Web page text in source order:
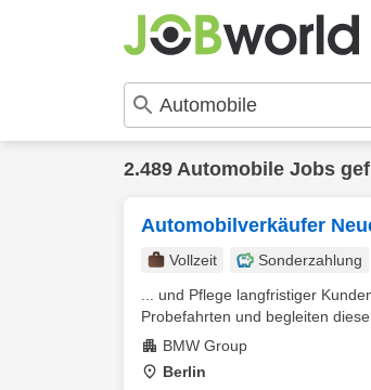
2.489 Automobile Jobs
Automobilverkäufer
Vollzeit
Sonderzahlung
... und Pflege langfristiger
Probefahrten und begleiten
BMW Group
Berlin